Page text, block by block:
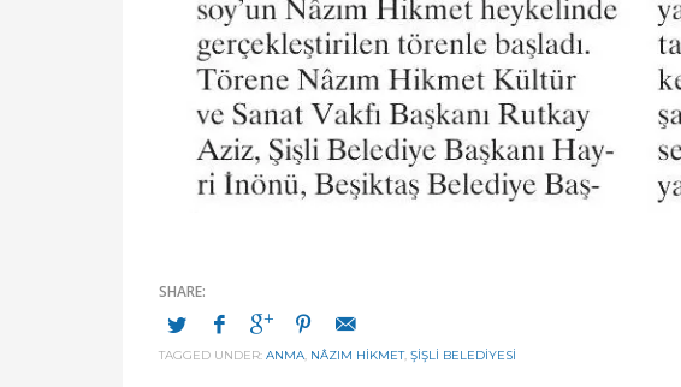
TAGGED UNDER: ANMA, NÂZIM HIKMET, ŞIŞLI BELEDIYESI